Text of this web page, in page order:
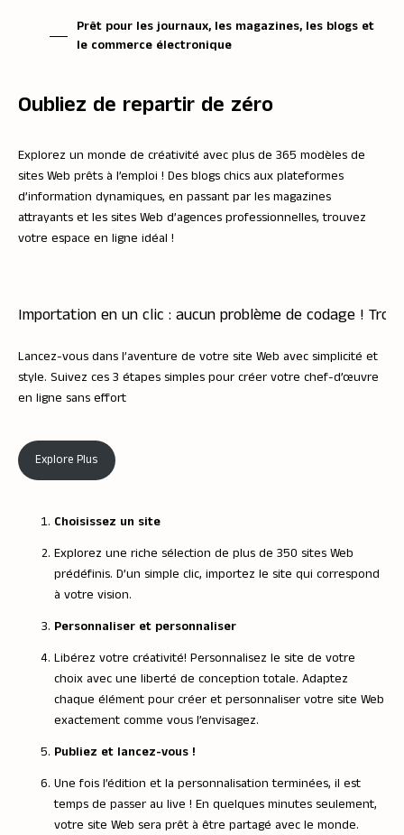
Prêt pour les journaux, les magazines, les blogs et
le commerce électronique
Oubliez de repartir de zéro
Explorez un monde de créativité avec plus de 365 modèles de
sites Web prêts à l’emploi ! Des blogs chics aux plateformes
d’information dynamiques, en passant par les magazines
attrayants et les sites Web d’agences professionnelles, trouvez
votre espace en ligne idéal !
Importation en un clic : aucun problème de codage !
Lancez-vous dans l’aventure de votre site Web avec simplicité et
style. Suivez ces 3 étapes simples pour créer votre chef-d’œuvre
en ligne sans effort
Explore Plus
Choisissez un site
Explorez une riche sélection de plus de 350 sites Web
prédéfinis. D’un simple clic, importez le site qui correspond
à votre vision.
Personnaliser et personnaliser
Libérez votre créativité! Personnalisez le site de votre
choix avec une liberté de conception totale. Adaptez
chaque élément pour créer et personnaliser votre site Web
exactement comme vous l’envisagez.
Publiez et lancez-vous !
Une fois l’édition et la personnalisation terminées, il est
temps de passer au live ! En quelques minutes seulement,
votre site Web sera prêt à être partagé avec le monde.